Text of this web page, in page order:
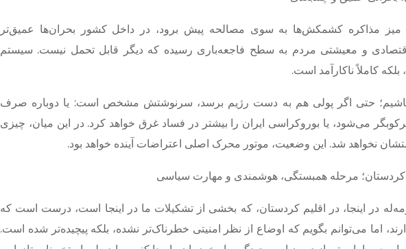
میز مذاکره کشمکش‌ها به سوی مصالحه پیش برود، در داخل کشور بحران‌ها عمیق‌تر
و معیشتی مردم به سطح فاجعه‌باری رسیده که دیگر قابل تحمل نیست. سیستم
بلکه کاملاً ناکارآمد است.
باشیم؛ حتی اگر پولی هم به دست رژیم برسد، سرنوشتش مشخص است: یا دوباره صرف
می‌شود، یا بوروکراسی ایران را بیشتر در فساد غرق خواهد کرد. در این میان، چیزی
نخواهد شد. این وضعیت، موتور محرک اصلی اعتراضات آینده خواهد بود.
کردستان؛ مرحله همبستگی، هوشمندی و مهارت سیاسی
در اینجا، در اقلیم کردستان، که بخشی از تشکیلات ما در اینجا است، درست است که
اما می‌توانم بگویم که اوضاع از نظر امنیتی خطرناک‌تر نشده، بلکه پیچیده‌تر شده است.